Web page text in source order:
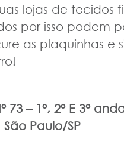
lojas de tecidos
por isso podem
as plaquinhas e
73 – 1°, 2° E 3°
São Paulo/SP